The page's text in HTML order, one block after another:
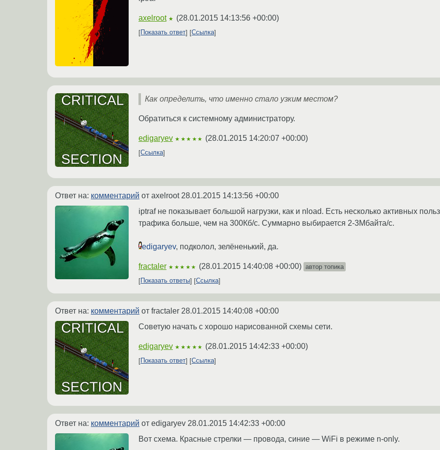
axelroot ★ (28.01.2015 14:13:56 +00:00)
Показать ответ Ссылка
Как определить, что именно стало узким местом?
Обратиться к системному администратору.
edigaryev ★★★★★ (28.01.2015 14:20:07 +00:00)
Ссылка
Ответ на: комментарий от axelroot 28.01.2015 14:13:56 +00:00
iptraf не показывает большой нагрузки, как и nload. Есть несколько активных
трафика больше, чем на 300Кб/с. Суммарно выбирается 2-3Мбайта/с.
edigaryev, подколол, зелёненький, да.
fractaler ★★★★★ (28.01.2015 14:40:08 +00:00) автор топика
Показать ответы
Ссылка
Ответ на: комментарий от fractaler 28.01.2015 14:40:08 +00:00
Советую начать с хорошо нарисованной схемы сети.
edigaryev ★★★★★ (28.01.2015 14:42:33 +00:00)
Показать ответ Ссылка
Ответ на: комментарий от edigaryev 28.01.2015 14:42:33 +00:00
Вот схема. Красные стрелки — провода, синие — WiFi в режиме n-only.